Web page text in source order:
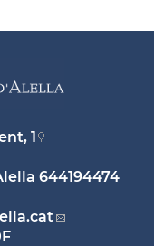
1
644194474